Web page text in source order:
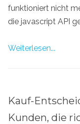
funktioniert nicht
die javascript API
Weiterlesen...
Kauf-
Kunden, die